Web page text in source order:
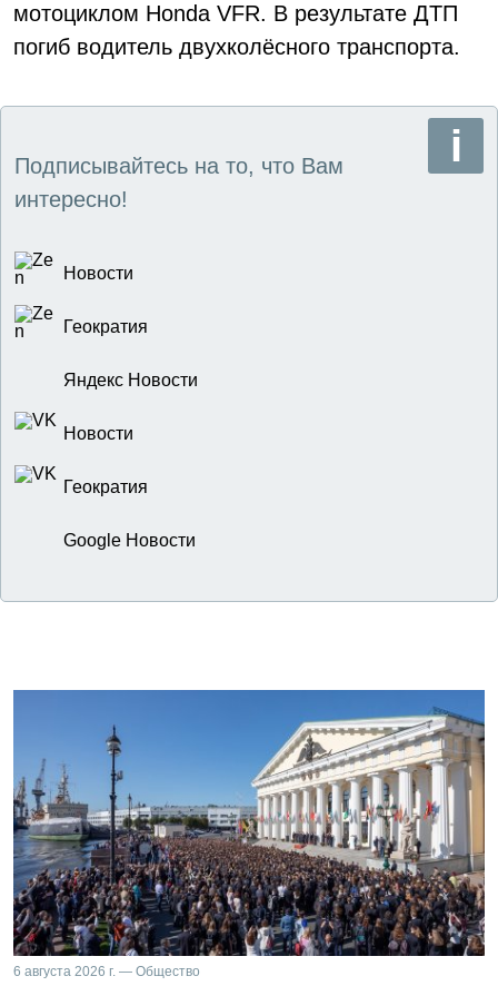
мотоциклом Honda VFR. В результате ДТП
погиб водитель двухколёсного транспорта.
Подписывайтесь на то, что Вам
интересно!
Новости
Геократия
Яндекс Новости
Новости
Геократия
Google Новости
6 августа 2026 г. — Общество